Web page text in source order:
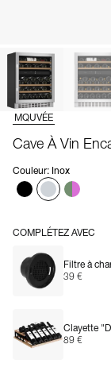
MQUVÉE
Cave À Vin
Couleur: Inox
COMPLÉTEZ AVEC
Filtre à
39 €
Clayette
89 €